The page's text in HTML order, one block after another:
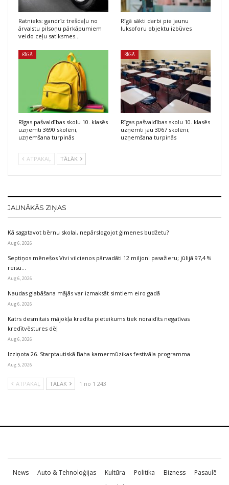
Ratnieks: gandrīz trešdaļu no
ārvalstu pilsoņu pārkāpumiem
veido ceļu satiksmes…
Rīgā sākti darbi pie jaunu
luksoforu objektu izbūves
RĪGĀ
Rīgas pašvaldības skolu 10. klasēs
uzņemti 3690 skolēni,
uzņemšana turpinās
RĪGĀ
Rīgas pašvaldības skolu 10. klasēs
uzņemti jau 3067 skolēni;
uzņemšana turpinās
ATPAKAĻ TĀLĀK
JAUNĀKĀS ZIŅAS
Kā sagatavot bērnu skolai, nepārslogojot ģimenes budžetu?
Aug 6, 2026
Septiņos mēnešos Vivi vilcienos pārvadāti 12 miljoni pasažieru; jūlijā 97,4 %
reisu…
Aug 6, 2026
Naudas glabāšana mājās var izmaksāt simtiem eiro gadā
Aug 6, 2026
Katrs desmitais mājokļa kredīta pieteikums tiek noraidīts negatīvas
kredītvēstures dēļ
Aug 6, 2026
Izziņota 26. Starptautiskā Baha kamermūzikas festivāla programma
Aug 5, 2026
ATPAKAĻ TĀLĀK 1 no 1 243
News Auto & Tehnoloģijas Kultūra Politika Bizness
Pasaulē